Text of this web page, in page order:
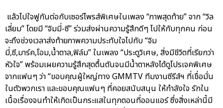
แล้วไปใจฟูกันต่อกับเซอร์ไพรส์พิเศษในเพลง “ภาพสุดท้าย” จาก “วิล
เลี่ยม” โดยมี “จิมมี่-ซี” ร่วมส่งผ่านความรู้สึกดีๆ ไปให้กับทุกคน ก่อน
จะถึงช่วงเวลาส่งท้ายภาพความประทับใจไปกับ “จิม
มี่,ซี,มาร์ค,โอม,น้ำตาล,ฟิล์ม” ในเพลง “ประตูวิเศษ, สิ่งมีชีวิตที่เรียกว่า
หัวใจ” พร้อมเผยความรู้สึกสุดตื้นตันจนมีน้ำตาหลังได้ดูโปรเจคพิเศษ
จากแฟนๆ ว่า “ขอบคุณผู้ใหญ่ทาง GMMTV ทีมงานซีรีส์ฯ ที่เชื่อมั่น
ในตัวพวกเรา และขอบคุณแฟนๆ ที่คอยสนับสนุน ให้กำลังใจ รักใน
เนื้อเรื่องจนทำให้เกิดเป็นกระแสในทุกตอนที่ออนแอร์ ซึ่งสิ่งเหล่านี้มี